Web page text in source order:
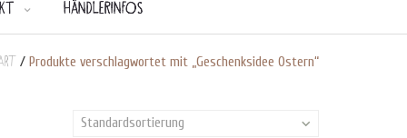
HÄNDLERINFOS
/ Produkte verschlagwortet mit „Geschenksidee Ostern“
Standardsortierung